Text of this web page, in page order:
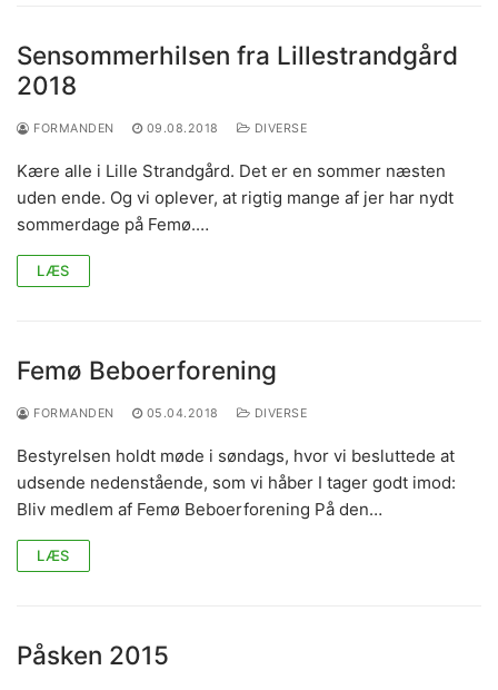
Sensommerhilsen fra Lillestrandgård
2018
FORMANDEN 09.08.2018 DIVERSE
Kære alle i Lille Strandgård. Det er en sommer næsten
uden ende. Og vi oplever, at rigtig mange af jer har nydt
sommerdage på Femø.…
LÆS
Femø Beboerforening
FORMANDEN 05.04.2018 DIVERSE
Bestyrelsen holdt møde i søndags, hvor vi besluttede at
udsende nedenstående, som vi håber I tager godt imod:
Bliv medlem af Femø Beboerforening På den…
LÆS
Påsken 2015